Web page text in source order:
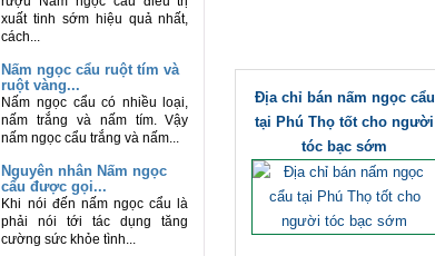
xuất tinh sớm hiệu quả nhất,
cách...
Nấm ngọc cẩu ruột tím và
ruột vàng...
Nấm ngọc cẩu có nhiều loại,
nấm trắng và nấm tím. Vậy
nấm ngọc cẩu trắng và nấm...
Nguyên nhân Nấm ngọc
cẩu được gọi...
Khi nói đến nấm ngọc cẩu là
phải nói tới tác dụng tăng
cường sức khỏe tình...
Địa chỉ bán nấm ngọc cẩu
tại Phú Thọ tốt cho người
tóc bạc sớm